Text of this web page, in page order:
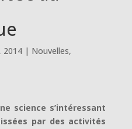
2014| Nouvelles,
science s’intéressant
par des activités